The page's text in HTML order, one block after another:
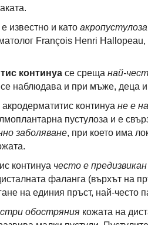
известно и като акропустулоза
François Henri
континуа се среща най-
наблюдава и при мъже, деца и
акродерматитис континуа не е
пустулоза и е
заболяване, при което има
континуа често е предизвикан
фаланга (върхът на
на единия пръст, най-често
обостряния кожата на